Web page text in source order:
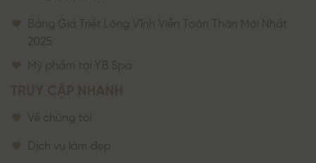
Bảng Giá Triệt Lông Vĩnh Viễn Toàn Thân Mới Nhất
2025
Mỹ phẩm tại YB Spa
Về chúng tôi
Dịch vụ làm đẹp